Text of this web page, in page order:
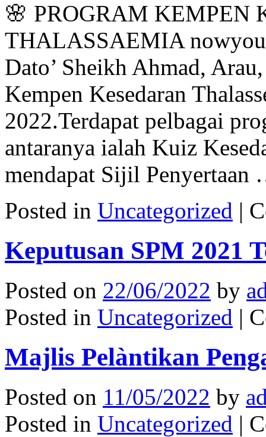
🌸 PROGRAM KEMPEN
THALASSAEMIA
Dato’ Sheikh Ahmad,
Kempen Kesedaran
2022.Terdapat pelbagai
antaranya ialah Kuiz
mendapat Sijil
Posted in Uncategorized |
Keputusan SPM 2021
Posted on 22/06/2022 by
Posted in Uncategorized |
Majlis Pelàntikan
Posted on 11/05/2022 by
Posted in Uncategorized |